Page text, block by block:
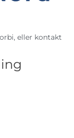
eller kontakt